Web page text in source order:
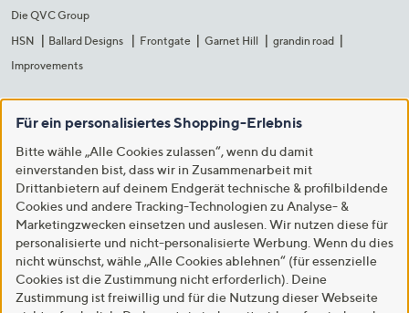
Die QVC Group
HSN
Ballard Designs Frontgate Garnet Hill
grandin road
Improvements
Für ein personalisiertes Shopping-Erlebnis
Bitte wähle „Alle Cookies zulassen“, wenn du damit
einverstanden bist, dass wir in Zusammenarbeit mit
Drittanbietern auf deinem Endgerät technische & profilbildende
Cookies und andere Tracking-Technologien zu Analyse- &
Marketingzwecken einsetzen und auslesen. Wir nutzen diese für
personalisierte und nicht-personalisierte Werbung. Wenn du dies
nicht wünschst, wähle „Alle Cookies ablehnen“ (für essenzielle
Cookies ist die Zustimmung nicht erforderlich). Deine
Zustimmung ist freiwillig und für die Nutzung dieser Webseite